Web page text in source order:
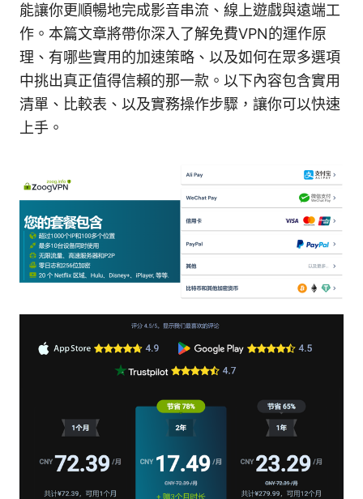
能讓你更順暢地完成影音串流、線上遊戲與遠端工
作。本篇文章將帶你深入了解免費VPN的運作原
理、有哪些實用的加速策略、以及如何在眾多選項
中挑出真正值得信賴的那一款。以下內容包含實用
清單、比較表、以及實務操作步驟，讓你可以快速
上手。